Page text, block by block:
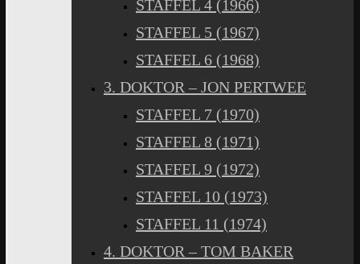
STAFFEL 4 (1966)
STAFFEL 5 (1967)
STAFFEL 6 (1968)
3. DOKTOR – JON PERTWEE
STAFFEL 7 (1970)
STAFFEL 8 (1971)
STAFFEL 9 (1972)
STAFFEL 10 (1973)
STAFFEL 11 (1974)
4. DOKTOR – TOM BAKER